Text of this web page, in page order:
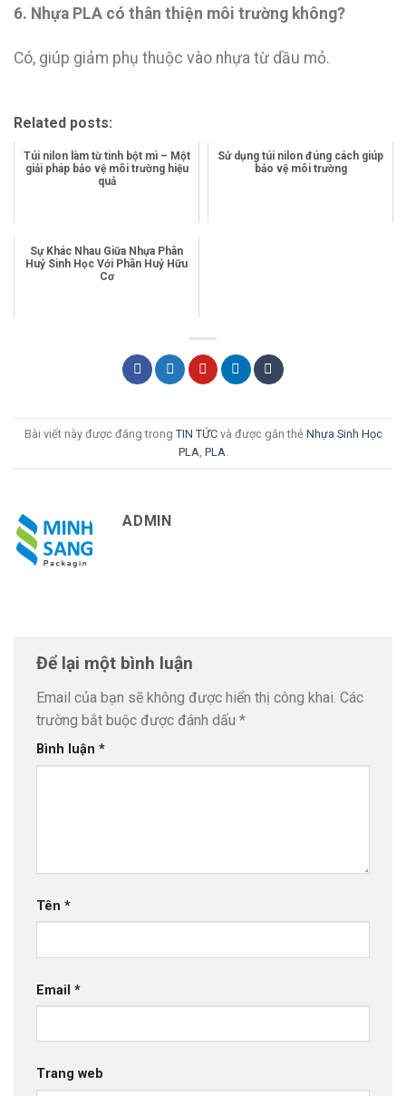
6. Nhựa PLA có thân thiện môi trường không?
Có, giúp giảm phụ thuộc vào nhựa từ dầu mỏ.
Related posts:
Túi nilon làm từ tinh bột mì – Một
giải pháp bảo vệ môi trường hiệu
quả
Sử dụng túi nilon đúng cách giúp
bảo vệ môi trường
Sự Khác Nhau Giữa Nhựa Phân
Huỷ Sinh Học Với Phân Huỷ Hữu
Cơ
Bài viết này được đăng trong TIN TỨCvà được gắn thẻ Nhựa Sinh Học
PLA PLA
ADMIN
Để lại một bình luận
Email của bạn sẽ không được hiển thị công khai. Các
trường bắt buộc được đánh dấu *
Bình luận *
Tên *
Email *
Trang web